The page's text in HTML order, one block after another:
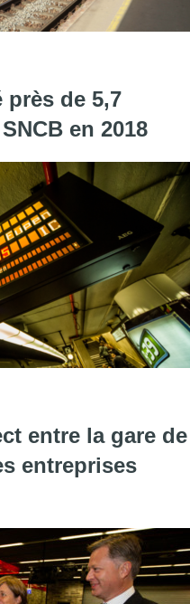
aura des contrôles et des
de 5,7
en 2018
"Les grèves ont coûté
entre la gare de
entreprises